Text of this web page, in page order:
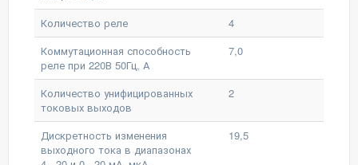
Количество реле
4
Коммутационная способность
реле при 220В 50Гц, А
7,0
Количество унифицированных
токовых выходов
2
Дискретность изменения
выходного тока в диапазонах
19,5